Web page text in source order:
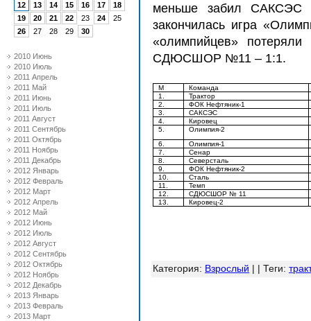
12
13 14 15 16 17
18
19
20 21 22 23 24
25
26
27 28 29 30
2010 Июнь
2010 Июль
2011 Апрель
2011 Май
2011 Июнь
2011 Июль
2011 Август
2011 Сентябрь
2011 Октябрь
2011 Ноябрь
2011 Декабрь
2012 Январь
2012 Февраль
2012 Март
2012 Апрель
2012 Май
2012 Июнь
2012 Июль
2012 Август
2012 Сентябрь
2012 Октябрь
2012 Ноябрь
2012 Декабрь
2013 Январь
2013 Февраль
2013 Март
меньше забил САКСЭС
закончилась игра
«олимпийцев»
СДЮСШОР №11 – 1:1.
М
Команда
1.
Трактор
2.
ФОК Нефтяник-1
3.
САКСЭС
4.
Кировец
5.
Олимпия-2
6.
Олимпия-1
7.
Сенар
8.
Северсталь
9.
ФОК Нефтяник-2
10.
Сталь
11.
Темп
12.
СДЮСШОР № 11
13.
Кировец-2
Категория: Взрослый | | Теги: